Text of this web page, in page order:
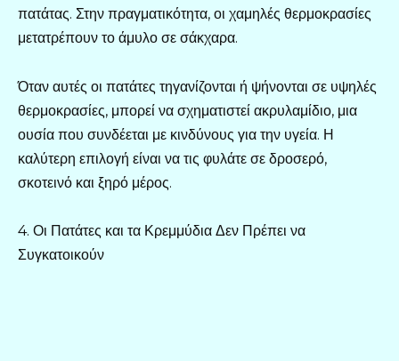
πατάτας. Στην πραγματικότητα, οι χαμηλές θερμοκρασίες
μετατρέπουν το άμυλο σε σάκχαρα.
Όταν αυτές οι πατάτες τηγανίζονται ή ψήνονται σε υψηλές
θερμοκρασίες, μπορεί να σχηματιστεί ακρυλαμίδιο, μια
ουσία που συνδέεται με κινδύνους για την υγεία. Η
καλύτερη επιλογή είναι να τις φυλάτε σε δροσερό,
σκοτεινό και ξηρό μέρος.
4. Οι Πατάτες και τα Κρεμμύδια Δεν Πρέπει να
Συγκατοικούν